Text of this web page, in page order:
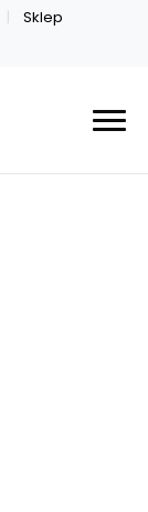
Sklep